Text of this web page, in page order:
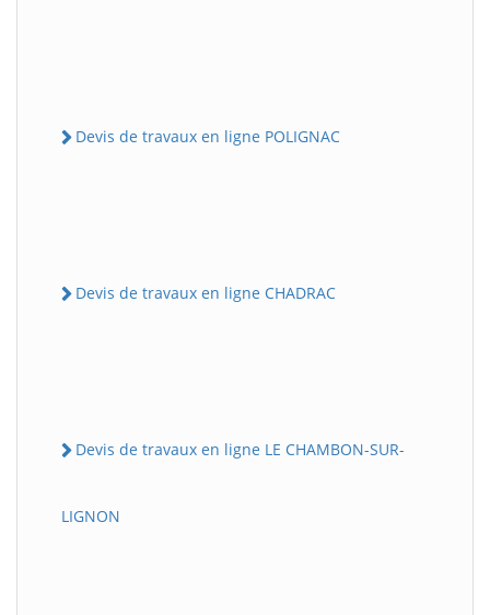
Devis de travaux en ligne POLIGNAC
Devis de travaux en ligne CHADRAC
Devis de travaux en ligne LE CHAMBON-SUR-
LIGNON